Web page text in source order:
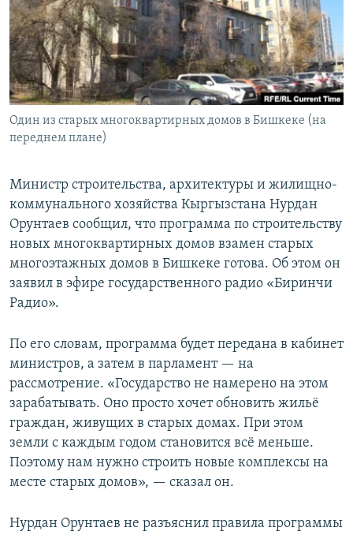
Один из старых многоквартирных домов в Бишкеке (на
переднем плане)
Министр строительства, архитектуры и жилищно-
коммунального хозяйства Кыргызстана Нурдан
Орунтаев сообщил, что программа по строительству
новых многоквартирных домов взамен старых
многоэтажных домов в Бишкеке готова. Об этом он
заявил в эфире государственного радио «Биринчи
Радио».
По его словам, программа будет передана в кабинет
министров, а затем в парламент — на
рассмотрение. «Государство не намерено на этом
зарабатывать. Оно просто хочет обновить жильё
граждан, живущих в старых домах. При этом
земли с каждым годом становится всё меньше.
Поэтому нам нужно строить новые комплексы на
месте старых домов», — сказал он.
Нурдан Орунтаев не разъяснил правила программы